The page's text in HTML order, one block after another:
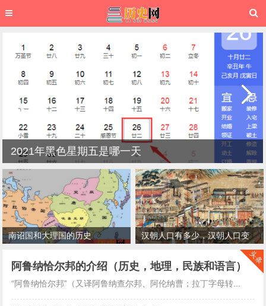
2021年黑色星期五是哪一天
南诏国和大理国的历史
汉朝人口有多少，汉朝人口变
头条
阿鲁纳恰尔邦的介绍（历史，地理，民族和语言）
“阿鲁纳恰尔邦”（又译阿鲁纳查尔邦、阿伦纳曹；拉丁字母转...